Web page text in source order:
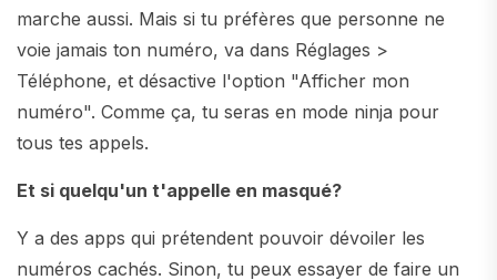
marche aussi. Mais si tu préfères que personne ne
voie jamais ton numéro, va dans Réglages >
Téléphone, et désactive l'option "Afficher mon
numéro". Comme ça, tu seras en mode ninja pour
tous tes appels.
Et si quelqu'un t'appelle en masqué?
Y a des apps qui prétendent pouvoir dévoiler les
numéros cachés. Sinon, tu peux essayer de faire un